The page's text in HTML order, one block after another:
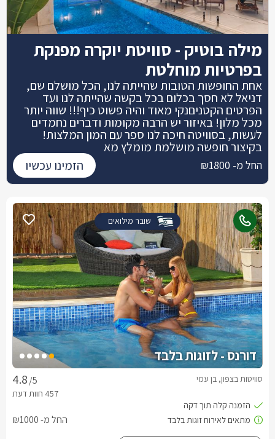
שובר מילואים
דורנס - לזוגות בלבד
/5 סוויטות בצפון, בן עמי
החל מ- ₪1000
מילה בוטיק - סוויטת יוקרה מפנקת
בפרטיות מוחלטת
אחת החופשות הטובות שהייתה לנו, הכל מושלם שם,
דניאל לא חסך בכלום בכל בקשה שהייתה לנו ועד
הפרטים הקטניםנקי מאוד והיה פשוט כיף!!! שווה יותר
מכל מלון! באיזור יש הרבה מקומות ודברים נחמדים
לעשות, בסוויטה חיכה לנו ספר עם המון המלצות!
בקיצור חופשה מושלמת מומלץ מא
החל מ- ₪1800 הזמינו עכשיו